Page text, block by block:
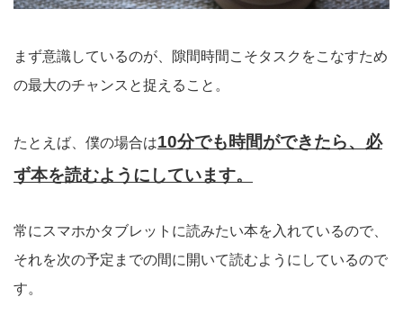
まず意識しているのが、隙間時間こそタスクをこなすため
の最大のチャンスと捉えること。
たとえば、僕の場合は10分でも時間ができたら、必
ず本を読むようにしています。
常にスマホかタブレットに読みたい本を入れているので、
それを次の予定までの間に開いて読むようにしているので
す。